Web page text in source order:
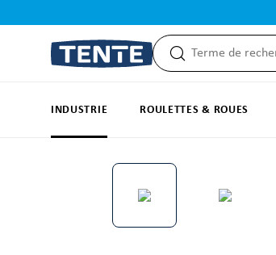
INDUSTRIE ROULETTES & ROUES
Ignorer la galerie d'images